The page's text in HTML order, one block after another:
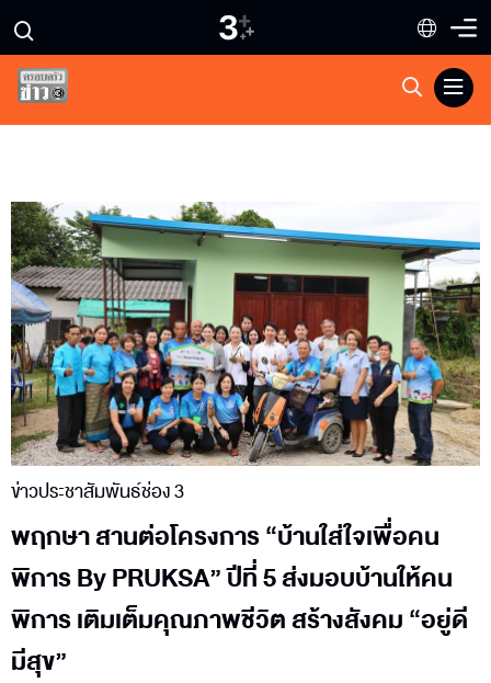
ข่าวประชาสัมพันธ์ช่อง 3
พฤกษา สานต่อโครงการ “บ้านใส่ใจเพื่อคน
พิการ By PRUKSA” ปีที่ 5 ส่งมอบบ้านให้คน
พิการ เติมเต็มคุณภาพชีวิต สร้างสังคม “อยู่ดี
มีสุข”